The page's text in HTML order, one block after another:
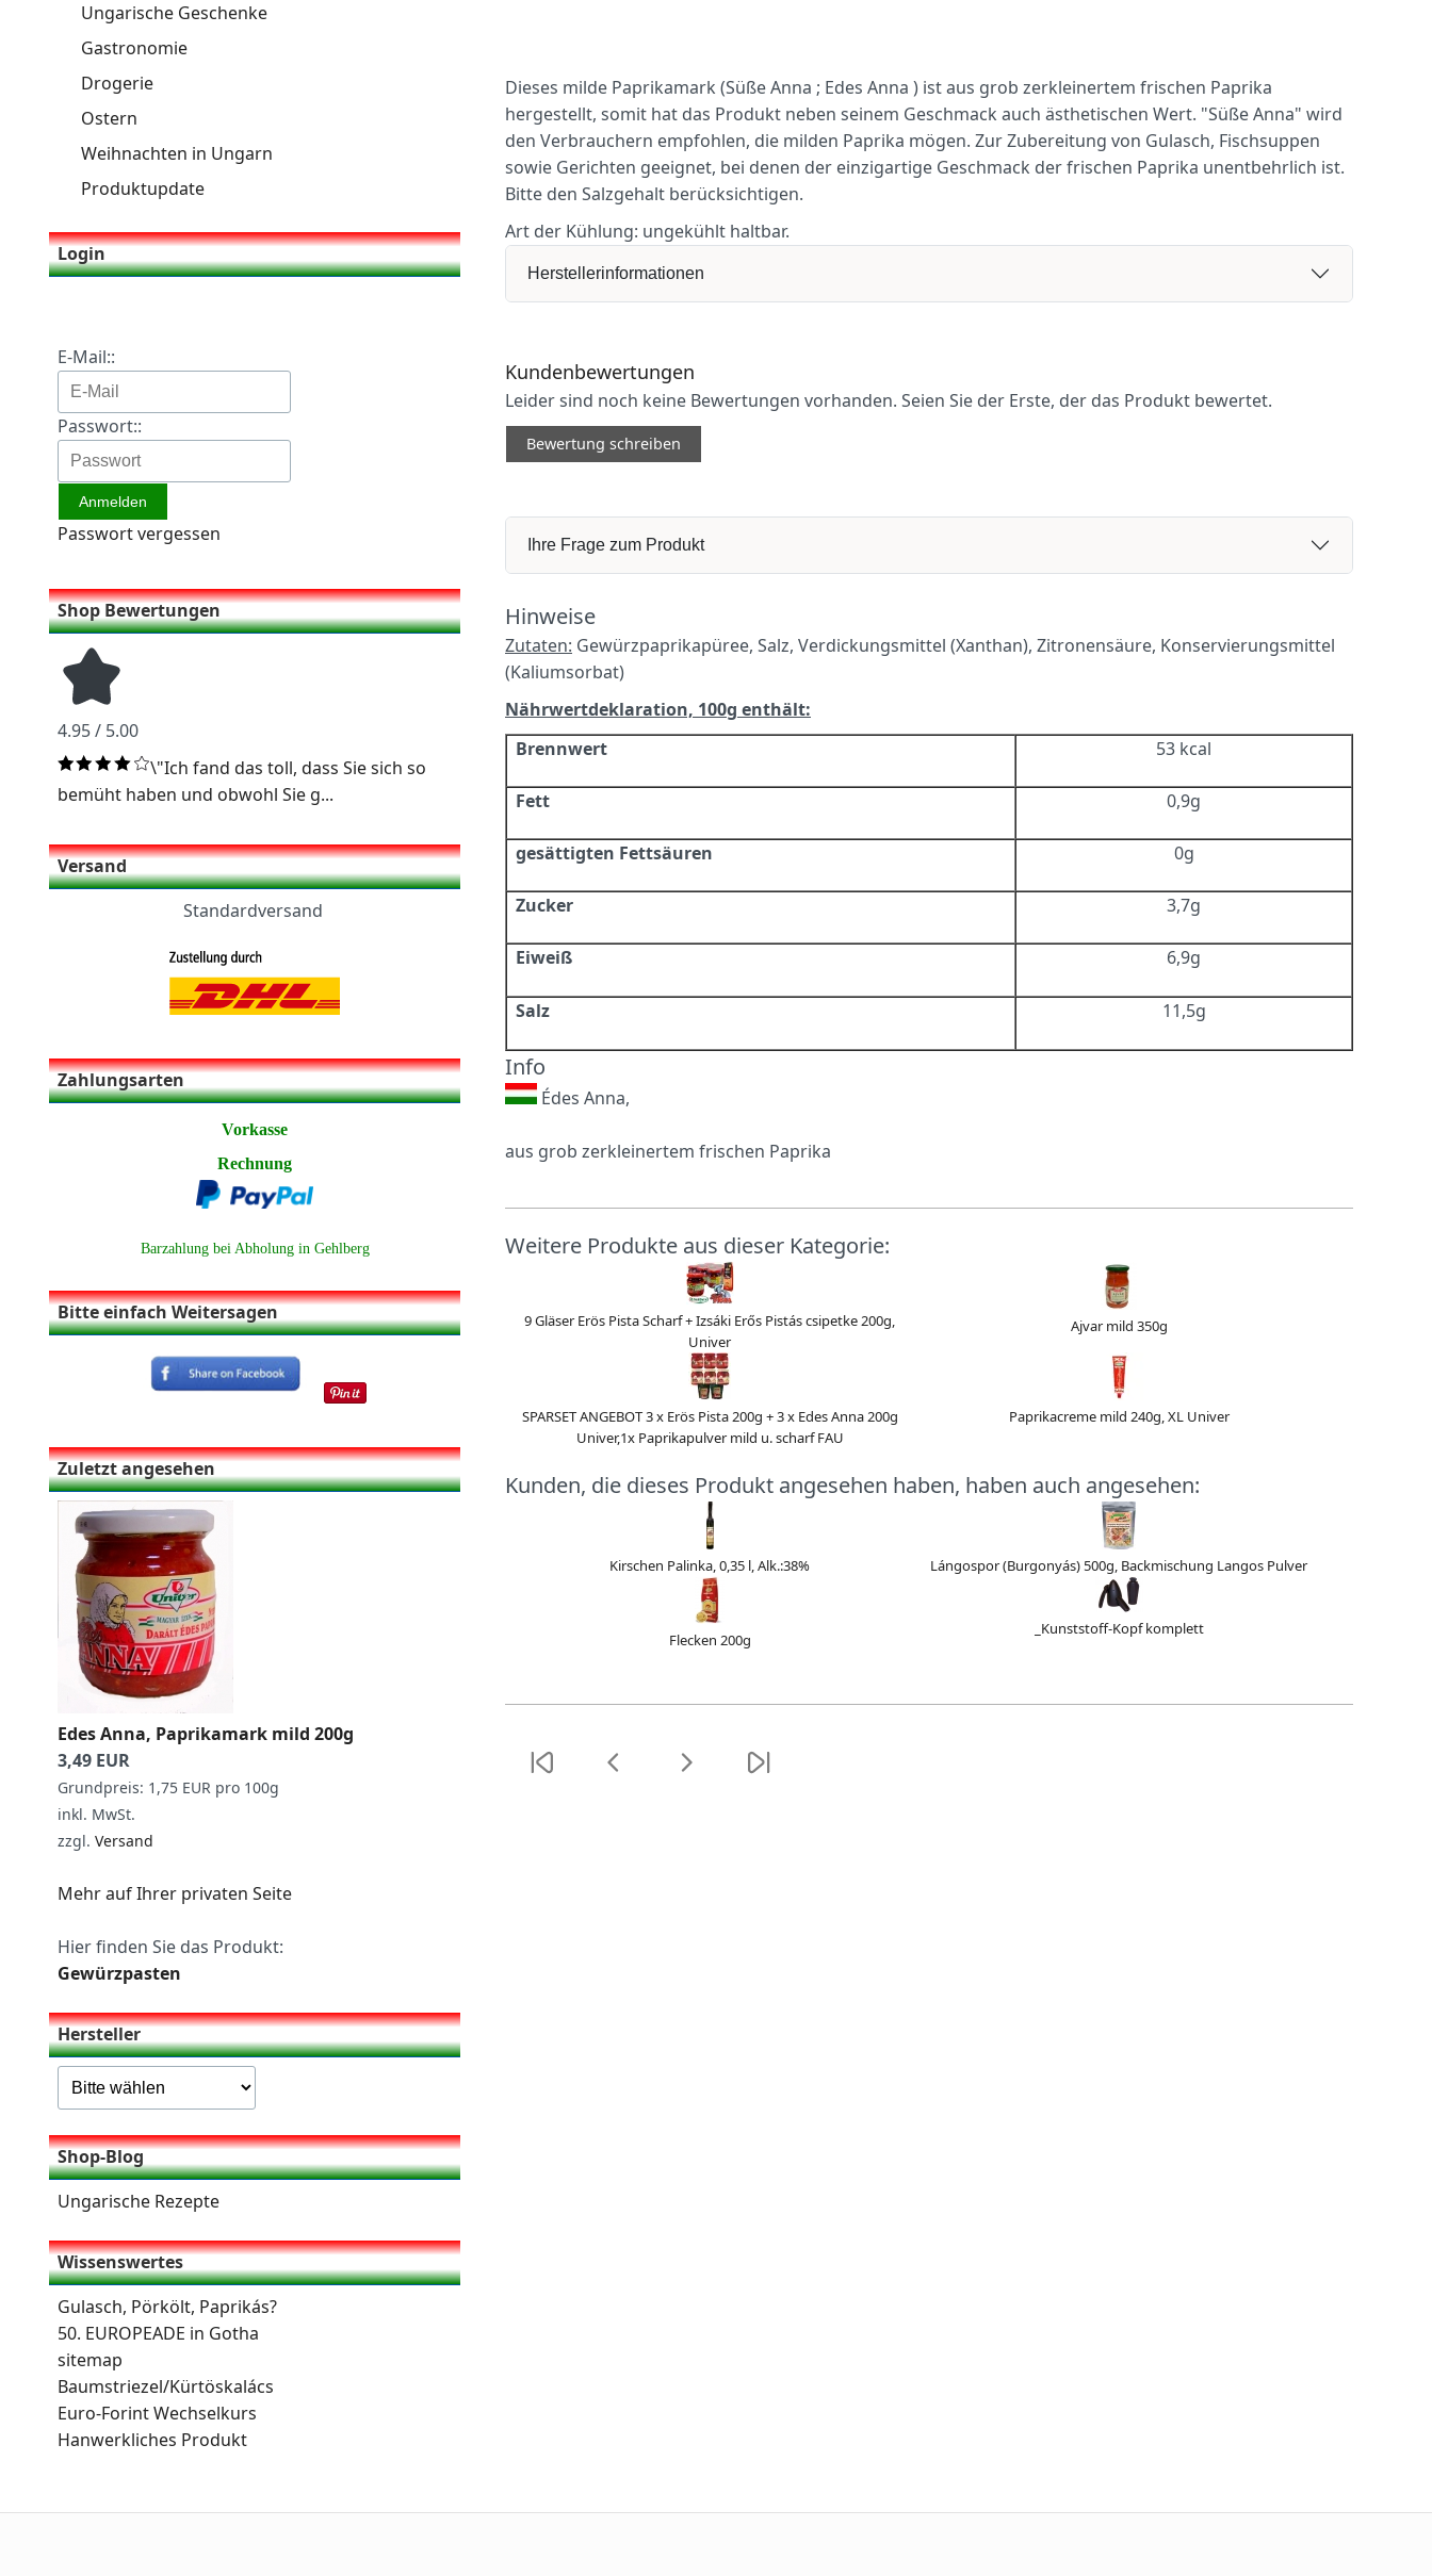
Ungarische Geschenke
Gastronomie
Drogerie
Ostern
Weihnachten in Ungarn
Produktupdate
Login
E-Mail::
Passwort::
Passwort vergessen
Shop Bewertungen
4.95 / 5.00
\"Ich fand das toll, dass Sie sich so
bemüht haben und obwohl Sie g...
Versand
Standardversand
Zahlungsarten
Vorkasse
Rechnung
Barzahlung bei Abholung in Gehlberg
Bitte einfach Weitersagen
Zuletzt angesehen
Edes Anna, Paprikamark mild 200g
3,49 EUR
Grundpreis: 1,75 EUR pro 100g
inkl. MwSt.
zzgl. Versand
Mehr auf Ihrer privaten Seite
Hier finden Sie das Produkt:
Gewürzpasten
Hersteller
Shop-Blog
Ungarische Rezepte
Wissenswertes
Gulasch, Pörkölt, Paprikás?
50. EUROPEADE in Gotha
sitemap
Baumstriezel/Kürtöskalács
Euro-Forint Wechselkurs
Hanwerkliches Produkt
Dieses milde Paprikamark (Süße Anna ; Edes Anna ) ist aus grob zerkleinertem frischen Paprika
hergestellt, somit hat das Produkt neben seinem Geschmack auch ästhetischen Wert. "Süße Anna" wird
den Verbrauchern empfohlen, die milden Paprika mögen. Zur Zubereitung von Gulasch, Fischsuppen
sowie Gerichten geeignet, bei denen der einzigartige Geschmack der frischen Paprika unentbehrlich ist.
Bitte den Salzgehalt berücksichtigen.
Art der Kühlung: ungekühlt haltbar.
Herstellerinformationen
Kundenbewertungen
Leider sind noch keine Bewertungen vorhanden. Seien Sie der Erste, der das Produkt bewertet.
Bewertung schreiben
Ihre Frage zum Produkt
Hinweise
Zutaten: Gewürzpaprikapüree, Salz, Verdickungsmittel (Xanthan), Zitronensäure, Konservierungsmittel
(Kaliumsorbat)
Nährwertdeklaration, 100g enthält:
Brennwert
53 kcal
Fett 0,9g
gesättigten Fettsäuren 0g
Zucker 3,7g
Eiweiß 6,9g
Salz 11,5g
Info
Édes Anna,
aus grob zerkleinertem frischen Paprika
Weitere Produkte aus dieser Kategorie:
9 Gläser Erös Pista Scharf + Izsáki Erős Pistás csipetke 200g,
Univer
Ajvar mild 350g
SPARSET ANGEBOT 3 x Erös Pista 200g + 3 x Edes Anna 200g
Univer,1x Paprikapulver mild u. scharf FAU
Paprikacreme mild 240g, XL Univer
Kunden, die dieses Produkt angesehen haben, haben auch angesehen:
Kirschen Palinka, 0,35 l, Alk.:38% Lángospor (Burgonyás) 500g, Backmischung Langos Pulver
Flecken 200g
_Kunststoff-Kopf komplett